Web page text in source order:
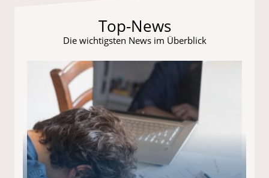
Top-News
Die wichtigsten News im Überblick